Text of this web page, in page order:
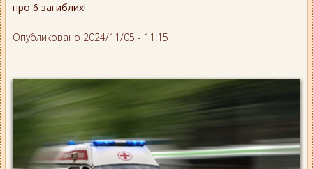
про 6 загиблих!
Опубликовано 2024/11/05 - 11:15